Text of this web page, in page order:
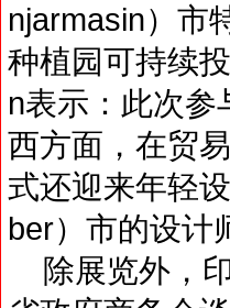
njarmasin）市
种植园可持续
n表示：此次参
西方面，在贸
式还迎来年轻
ber）市的设计
除展览外，